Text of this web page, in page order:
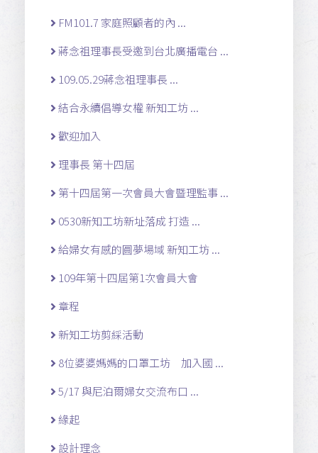
FM101.7 家庭照顧者的內 ...
蔣念祖理事長受邀到台北廣播電台 ...
109.05.29蔣念祖理事長 ...
結合永續倡導女權 新知工坊 ...
歡迎加入
理事長 第十四屆
第十四屆第一次會員大會暨理監事 ...
0530新知工坊新址落成 打造 ...
給婦女有感的圓夢場域 新知工坊 ...
109年第十四屆第1次會員大會
章程
新知工坊剪綵活動
8位婆婆媽媽的口罩工坊 加入國 ...
5/17 與尼泊爾婦女交流布口 ...
緣起
設計理念